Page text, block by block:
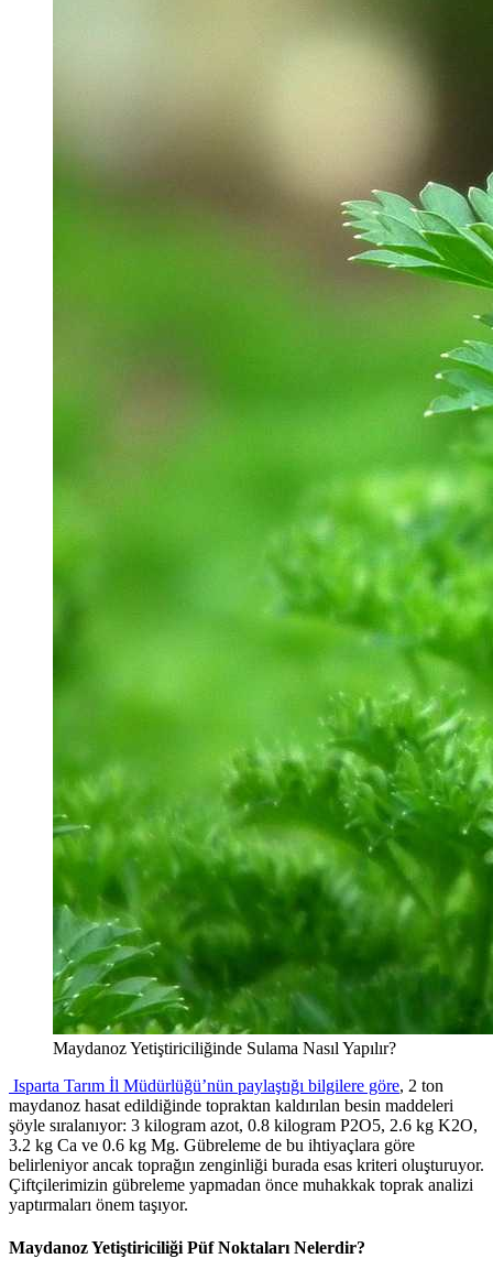
Maydanoz Yetiştiriciliğinde Sulama Nasıl Yapılır?
Isparta Tarım İl Müdürlüğü’nün paylaştığı bilgilere göre, 2 ton
maydanoz hasat edildiğinde topraktan kaldırılan besin maddeleri
şöyle sıralanıyor: 3 kilogram azot, 0.8 kilogram P2O5, 2.6 kg K2O,
3.2 kg Ca ve 0.6 kg Mg. Gübreleme de bu ihtiyaçlara göre
belirleniyor ancak toprağın zenginliği burada esas kriteri oluşturuyor.
Çiftçilerimizin gübreleme yapmadan önce muhakkak toprak analizi
yaptırmaları önem taşıyor.
Maydanoz Yetiştiriciliği Püf Noktaları Nelerdir?